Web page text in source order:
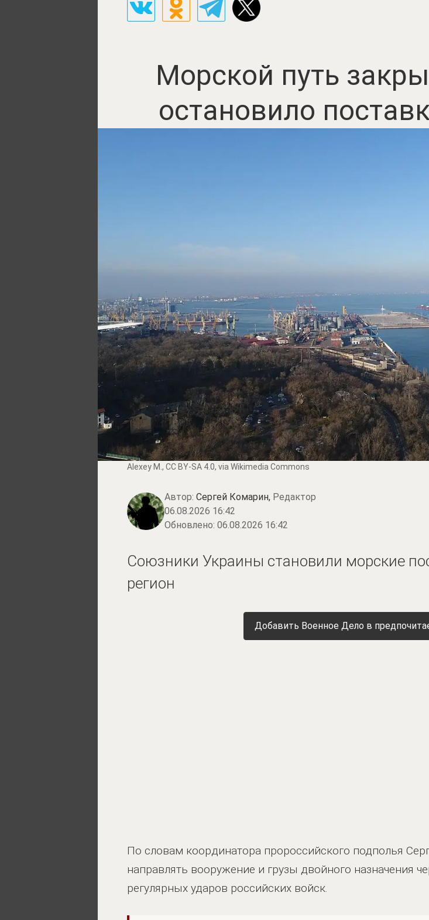
Морской путь
остановило
Alexey M. , CC BY-SA 4.0, via Wikimedia Commons
Автор: Сергей Комарин, Редактор
06.08.2026 16:42
Обновлено: 06.08.2026 16:42
Союзники Украины становили морские
регион
Добавить Военное Дело в
По словам координатора пророссийского подполья
направлять вооружение и грузы двойного назначения
регулярных ударов российских войск.